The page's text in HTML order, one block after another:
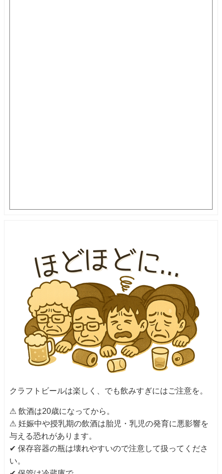
クラフトビールは楽しく、でも飲みすぎにはご注意を。
⚠ 飲酒は20歳になってから。
⚠ 妊娠中や授乳期の飲酒は胎児・乳児の発育に悪影響を
与える恐れがあります。
✔ 保存容器の瓶は壊れやすいので注意して扱ってくださ
い。